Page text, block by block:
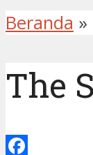
Beranda »
The